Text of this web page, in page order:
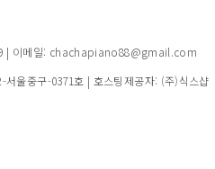
| 이메일: chachapiano88@gmail.com
서울중구-0371호 | 호스팅제공자: (주)식스샵